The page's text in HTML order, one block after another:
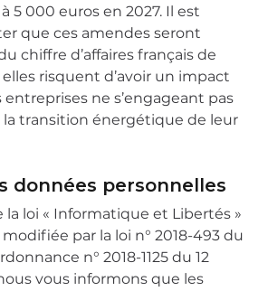
5 000 euros en 2027. Il est
que ces amendes seront
chiffre d’affaires français de
elles risquent d’avoir un impact
ne s’engageant pas
transition énergétique de leur
données personnelles
la loi « Informatique et Libertés »
modifiée par la loi n° 2018-493 du
n° 2018-1125 du 12
vous informons que les